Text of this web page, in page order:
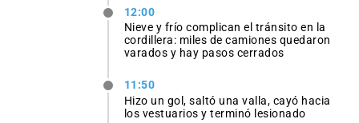
12:00
Nieve y frío complican el tránsito en la
cordillera: miles de camiones quedaron
varados y hay pasos cerrados
11:50
Hizo un gol, saltó una valla, cayó hacia
los vestuarios y terminó lesionado